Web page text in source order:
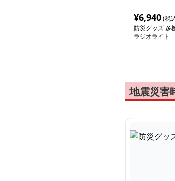
¥6,940(税
防災グッズ 多
ラジオライト
地震災害